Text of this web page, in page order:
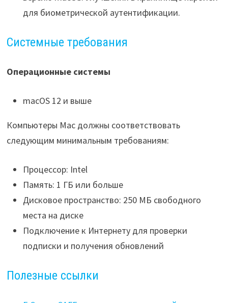
для биометрической аутентификации.
Системные требования
Операционные системы
macOS 12 и выше
Компьютеры Mac должны соответствовать
следующим минимальным требованиям:
Процессор: Intel
Память: 1 ГБ или больше
Дисковое пространство: 250 МБ свободного
места на диске
Подключение к Интернету для проверки
подписки и получения обновлений
Полезные ссылки